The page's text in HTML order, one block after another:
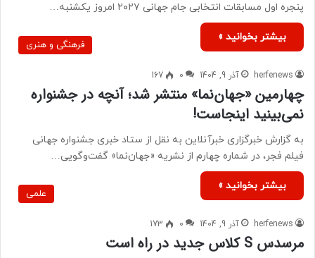
پنجره اول مسابقات انتخابی جام جهانی ۲۰۲۷ امروز یکشنبه…
بیشتر بخوانید »
فرهنگی و هنری
herfenews آذر 9, 1404 0
167
چهارمین «جهان‌نما» منتشر شد؛ آنچه در جشنواره
نمی‌بینید اینجاست!
به گزارش خبرگزاری خبرآنلاین به نقل از ستاد خبری جشنواره جهانی
فیلم فجر، در شماره چهارم از نشریه «جهان‌نما» گفت‌وگویی…
بیشتر بخوانید »
علمی
herfenews آذر 9, 1404 0
173
مرسدس S کلاس جدید در راه است